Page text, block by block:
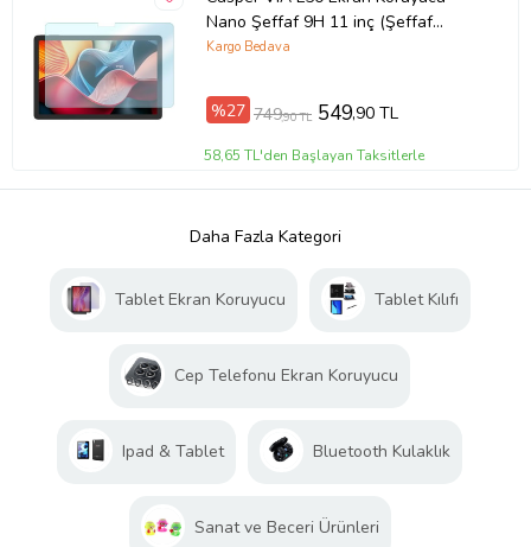
Nano Şeffaf 9H 11 inç (Şeffaf
Hologram)
Kargo Bedava
%27 749,90 TL 549,90 TL
58,65 TL'den Başlayan Taksitlerle
Daha Fazla Kategori
Tablet Ekran Koruyucu Tablet Kılıfı
Cep Telefonu Ekran Koruyucu
Ipad & Tablet Bluetooth Kulaklık
Sanat ve Beceri Ürünleri